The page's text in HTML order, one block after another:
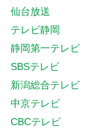
仙台放送
テレビ静岡
静岡第一テレビ
SBSテレビ
新潟総合テレビ
中京テレビ
CBCテレビ